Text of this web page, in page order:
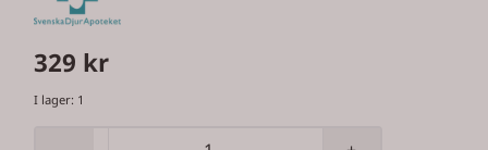
329 kr
I lager: 1